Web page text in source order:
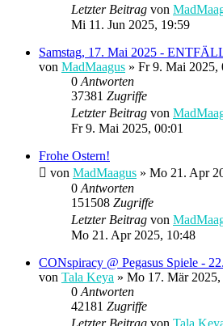
Letzter Beitrag von
Mi 11. Jun 2025, 19:59
Samstag, 17. Mai 2025 -
von MadMaagus » Fr 9. Mai 2025,
0 Antworten
37381 Zugriffe
Letzter Beitrag von
Fr 9. Mai 2025, 00:01
Frohe Ostern!
von MadMaagus » Mo 21. Apr
0 Antworten
151508 Zugriffe
Letzter Beitrag von
Mo 21. Apr 2025, 10:48
CONspiracy @ Pegasus Spiele -
von Tala Keya » Mo 17. Mär
0 Antworten
42181 Zugriffe
Letzter Beitrag von Tala